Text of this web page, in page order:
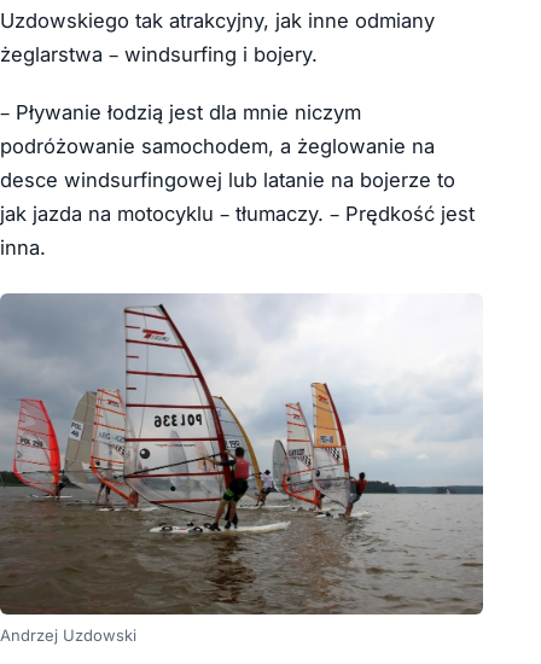
Uzdowskiego tak atrakcyjny, jak inne odmiany
żeglarstwa – windsurfing i bojery.
– Pływanie łodzią jest dla mnie niczym
podróżowanie samochodem, a żeglowanie na
desce windsurfingowej lub latanie na bojerze to
jak jazda na motocyklu – tłumaczy. – Prędkość jest
inna.
Andrzej Uzdowski